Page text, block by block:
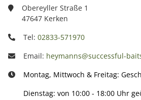
Obereyller Straße 1
47647 Kerken
Tel: 02833-571970
Email: heymanns@successful-
Montag, Mittwoch & Freitag:
Dienstag: von 10:00 - 18:00 Uhr